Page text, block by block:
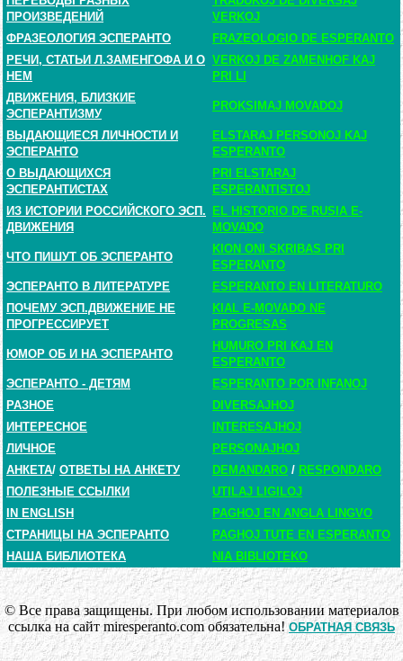
ПРОИЗВЕДЕНИЙ
VERKOJ
ФРАЗЕОЛОГИЯ ЭСПЕРАНТО
FRAZEOLOGIO DE ESPERANTO
РЕЧИ, СТАТЬИ Л.ЗАМЕНГОФА И О
НЕМ
VERKOJ DE ZAMENHOF KAJ
PRI LI
ДВИЖЕНИЯ, БЛИЗКИЕ
ЭСПЕРАНТИЗМУ
PROKSIMAJ MOVADOJ
ВЫДАЮЩИЕСЯ ЛИЧНОСТИ И
ЭСПЕРАНТО
ELSTARAJ PERSONOJ KAJ
ESPERANTO
О ВЫДАЮЩИХСЯ
ЭСПЕРАНТИСТАХ
PRI ELSTARAJ
ESPERANTISTOJ
ИЗ ИСТОРИИ РОССИЙСКОГО ЭСП.
ДВИЖЕНИЯ
EL HISTORIO DE RUSIA E-
MOVADO
ЧТО ПИШУТ ОБ ЭСПЕРАНТО
KION ONI SKRIBAS PRI
ESPERANTO
ЭСПЕРАНТО В ЛИТЕРАТУРЕ
ESPERANTO EN LITERATURO
ПОЧЕМУ ЭСП.ДВИЖЕНИЕ НЕ
ПРОГРЕССИРУЕТ
KIAL E-MOVADO NE
PROGRESAS
ЮМОР ОБ И НА ЭСПЕРАНТО
HUMURO PRI KAJ EN
ESPERANTO
ЭСПЕРАНТО - ДЕТЯМ
ESPERANTO POR INFANOJ
РАЗНОЕ
DIVERSAJHOJ
ИНТЕРЕСНОЕ
INTERESAJHOJ
ЛИЧНОЕ
PERSONAJHOJ
АНКЕТА/ ОТВЕТЫ НА АНКЕТУ DEMANDARO / RESPONDARO
ПОЛЕЗНЫЕ ССЫЛКИ
UTILAJ LIGILOJ
IN ENGLISH
PAGHOJ EN ANGLA LINGVO
СТРАНИЦЫ НА ЭСПЕРАНТО
PAGHOJ TUTE EN ESPERANTO
НАША БИБЛИОТЕКА
NIA BIBLIOTEKO
© Все права защищены. При любом использовании материалов
ссылка на сайт miresperanto.com обязательна!ОБРАТНАЯ СВЯЗЬ